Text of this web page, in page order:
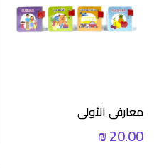
معارفي الأولى
₪20.00